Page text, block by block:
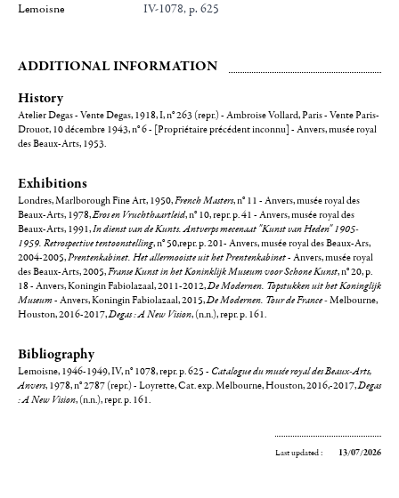
Lemoisne IV-1078, p. 625
ADDITIONAL INFORMATION
History
Atelier Degas - Vente Degas, 1918, I, n° 263 (repr.) - Ambroise Vollard, Paris - Vente Paris-
Drouot, 10 décembre 1943, n° 6 - [Propriétaire précédent inconnu] - Anvers, musée royal
des Beaux-Arts, 1953.
Exhibitions
Londres, Marlborough Fine Art, 1950,French Masters, n° 11 - Anvers, musée royal des
Beaux-Arts, 1978,Eros en Vruchthaartleid, n° 10, repr. p. 41 - Anvers, musée royal des
Beaux-Arts, 1991,In dienst van de Kunts. Antverps mecenaat "Kunst van Heden" 1905-
1959. Retrospective tentoonstelling, n° 50,repr. p. 201- Anvers, musée royal des Beaux-Ars,
2004-2005,Prentenkabinet. Het allermooiste uit het Prentenkabinet- Anvers, musée royal
des Beaux-Arts, 2005,Franse Kunst in het Koninklijk Museum voor Schone Kunst, n° 20, p.
18 - Anvers, Koningin Fabiolazaal, 2011-2012,De Modernen. Topstukken uit het Koninglijk
Museum- Anvers, Koningin Fabiolazaal, 2015,De Modernen. Tour de France -Melbourne,
Houston, 2016-2017,Degas : A New Vision, (n.n.), repr. p. 161.
Bibliography
Lemoisne, 1946-1949, IV, n° 1078, repr. p. 625 - Catalogue du musée royal des Beaux-Arts,
Anvers, 1978, n° 2787 (repr.) - Loyrette, Cat. exp. Melbourne, Houston, 2016,-2017,Degas
: A New Vision, (n.n.), repr. p. 161.
Last updated : 13/07/2026